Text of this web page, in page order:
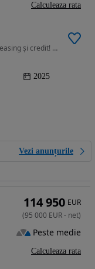
2996 cm3 • 550 CP • Stoc București! Finanțare leasing și credit! Garanție!
2025
Vezi anunțurile
Calculeaza rata
114 950 EUR
(95 000 EUR- net)
Peste medie
Calculeaza rata